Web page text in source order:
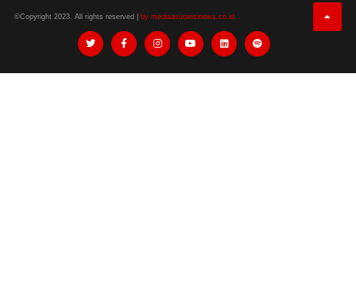
©Copyright 2023. All rights reserved | by mediaasuransinews.co.id.